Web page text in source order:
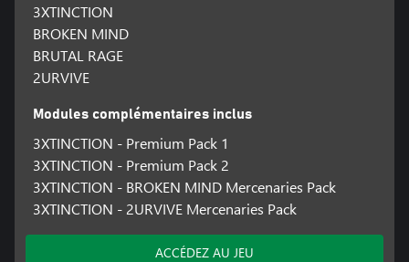
3XTINCTION
BROKEN MIND
BRUTAL RAGE
2URVIVE
Modules complémentaires inclus
3XTINCTION - Premium Pack 1
3XTINCTION - Premium Pack 2
3XTINCTION - BROKEN MIND Mercenaries Pack
3XTINCTION - 2URVIVE Mercenaries Pack
ACCÉDEZ AU JEU